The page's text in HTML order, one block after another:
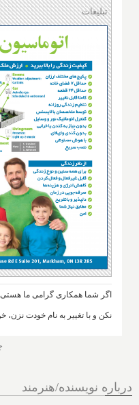
تبلیغات
اگر شما همکاری گرامی ما
نکن و با تغییر به نام خودت
درباره نویسنده/هنرمند